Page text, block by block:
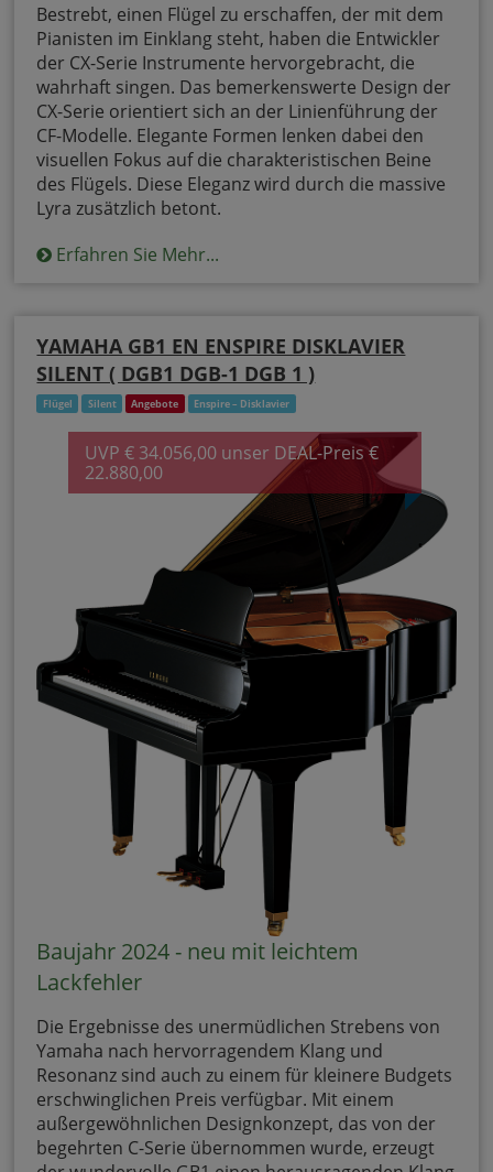
Bestrebt, einen Flügel zu erschaffen, der mit dem
Pianisten im Einklang steht, haben die Entwickler
der CX-Serie Instrumente hervorgebracht, die
wahrhaft singen. Das bemerkenswerte Design der
CX-Serie orientiert sich an der Linienführung der
CF-Modelle. Elegante Formen lenken dabei den
visuellen Fokus auf die charakteristischen Beine
des Flügels. Diese Eleganz wird durch die massive
Lyra zusätzlich betont.
Erfahren Sie Mehr...
YAMAHA GB1 EN ENSPIRE DISKLAVIER
SILENT ( DGB1 DGB-1 DGB 1 )
Flügel Silent Angebote Enspire – Disklavier
UVP € 34.056,00 unser DEAL-Preis €
22.880,00
Baujahr 2024 - neu mit leichtem
Lackfehler
Die Ergebnisse des unermüdlichen Strebens von
Yamaha nach hervorragendem Klang und
Resonanz sind auch zu einem für kleinere Budgets
erschwinglichen Preis verfügbar. Mit einem
außergewöhnlichen Designkonzept, das von der
begehrten C-Serie übernommen wurde, erzeugt